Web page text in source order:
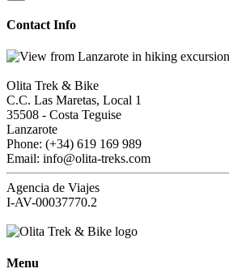
Contact Info
Olita Trek & Bike
C.C. Las Maretas, Local 1
35508 - Costa Teguise
Lanzarote
Phone: (+34) 619 169 989
Email: info@olita-treks.com
Agencia de Viajes
I-AV-00037770.2
Menu